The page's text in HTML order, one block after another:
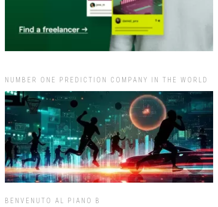
NUMBER ONE PREDICTION COMPANY IN THE WORLD
BENVENUTO AL PIANO B